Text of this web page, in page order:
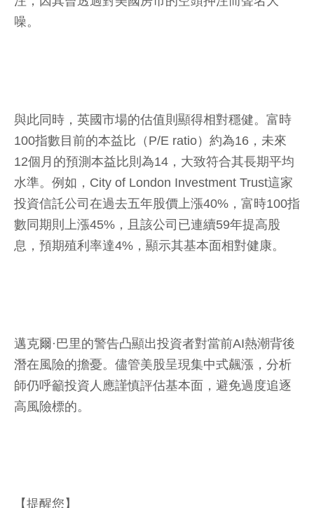
噪。
與此同時，英國市場的估值則顯得相對穩健。富時
100指數目前的本益比（P/E ratio）約為16，未來
12個月的預測本益比則為14，大致符合其長期平均
水準。例如，City of London Investment Trust這家
投資信託公司在過去五年股價上漲40%，富時100指
數同期則上漲45%，且該公司已連續59年提高股
息，預期殖利率達4%，顯示其基本面相對健康。
邁克爾·巴里的警告凸顯出投資者對當前AI熱潮背後
潛在風險的擔憂。儘管美股呈現集中式飆漲，分析
師仍呼籲投資人應謹慎評估基本面，避免過度追逐
高風險標的。
【提醒您】